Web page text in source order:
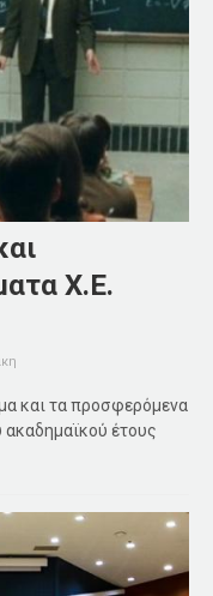
Χ.Ε.
και τα προσφερόμενα
ακαδημαϊκού έτους